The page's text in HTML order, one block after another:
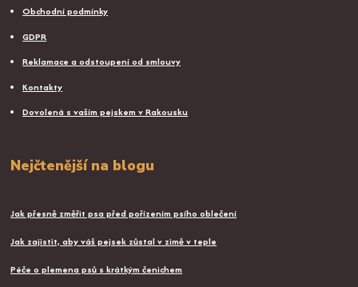
Obchodní podmínky
GDPR
Reklamace a odstoupení od smlouvy
Kontakty
Dovolená s vaším pejskem v Rakousku
Nejčtenější na blogu
Jak přesně změřit psa před pořízením psího oblečení
Jak zajistit, aby váš pejsek zůstal v zimě v teple
Péče o plemena psů s krátkým čenichem